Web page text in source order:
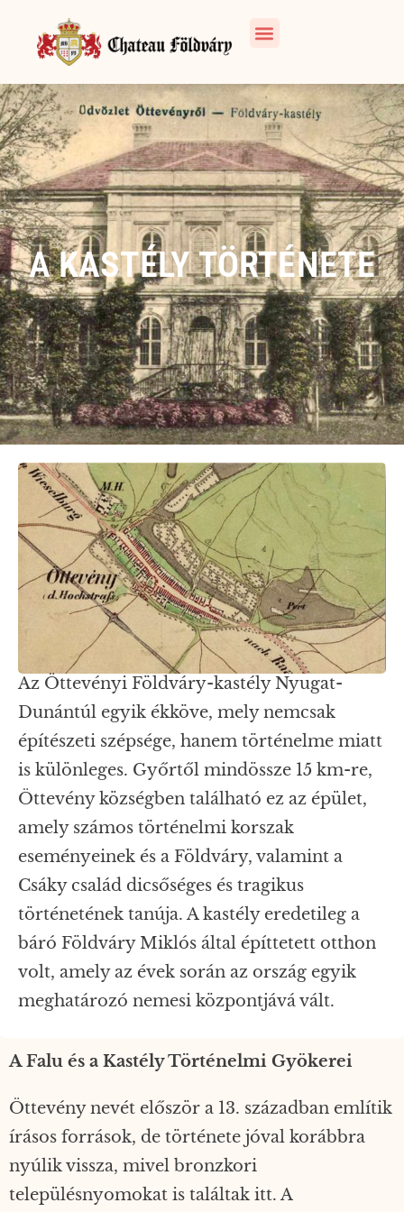
A KASTÉLY TÖRTÉNETE
Az Öttevényi Földváry-kastély Nyugat-
Dunántúl egyik ékköve, mely nemcsak
építészeti szépsége, hanem történelme miatt
is különleges. Győrtől mindössze 15 km-re,
Öttevény községben található ez az épület,
amely számos történelmi korszak
eseményeinek és a Földváry, valamint a
Csáky család dicsőséges és tragikus
történetének tanúja. A kastély eredetileg a
báró Földváry Miklós által építtetett otthon
volt, amely az évek során az ország egyik
meghatározó nemesi központjává vált.
A Falu és a Kastély Történelmi Gyökerei
Öttevény nevét először a 13. században említik
írásos források, de története jóval korábbra
nyúlik vissza, mivel bronzkori
településnyomokat is találtak itt. A